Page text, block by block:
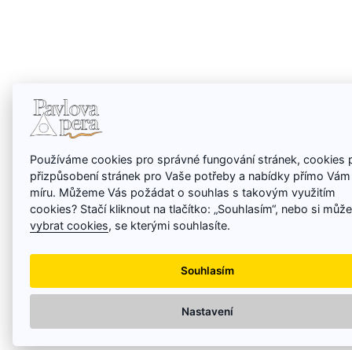
Používáme cookies pro správné fungování stránek, cookies
přizpůsobení stránek pro Vaše potřeby a nabídky přímo
míru. Můžeme Vás požádat o souhlas s takovým využitím
cookies? Stačí kliknout na tlačítko: „Souhlasím“, nebo si
vybrat cookies, se kterými souhlasíte.
Souhlasím
Nastavení